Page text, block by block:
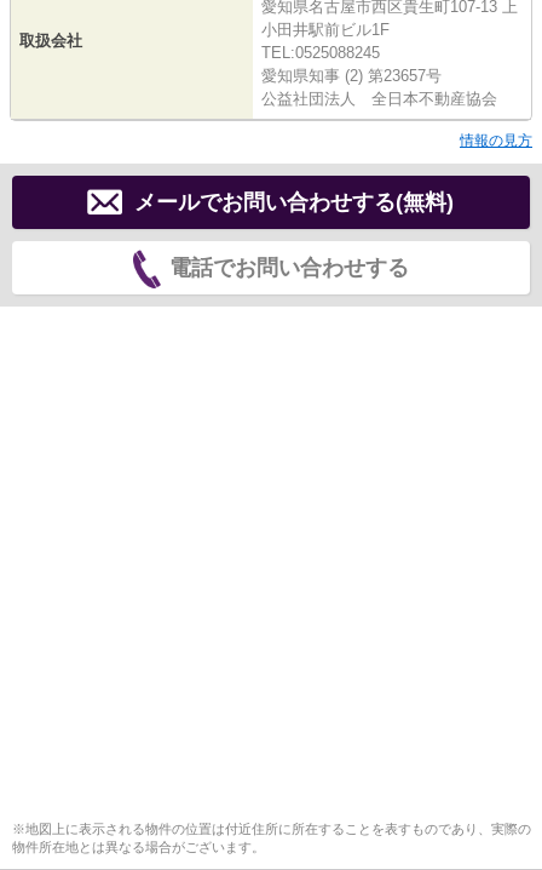
取扱会社
愛知県名古屋市西区貴生町107-13 上
小田井駅前ビル1F
TEL:0525088245
愛知県知事 (2) 第23657号
公益社団法人 全日本不動産協会
情報の見方
メールでお問い合わせする(無料)
電話でお問い合わせする
※地図上に表示される物件の位置は付近住所に所在することを表すものであり、実際の
物件所在地とは異なる場合がございます。